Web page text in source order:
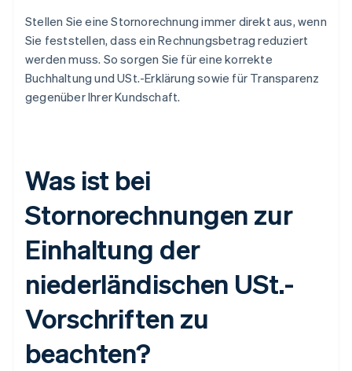
Stellen Sie eine Stornorechnung immer direkt aus, wenn
Sie feststellen, dass ein Rechnungsbetrag reduziert
werden muss. So sorgen Sie für eine korrekte
Buchhaltung und USt.-Erklärung sowie für Transparenz
gegenüber Ihrer Kundschaft.
Was ist bei
Stornorechnungen zur
Einhaltung der
niederländischen USt.-
Vorschriften zu
beachten?